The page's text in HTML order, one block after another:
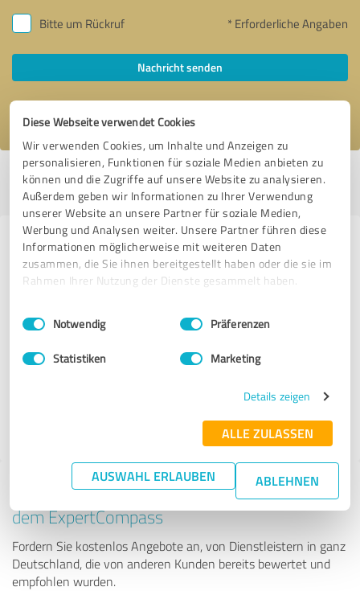
Diese Webseite verwendet Cookies
Wir verwenden Cookies, um Inhalte und Anzeigen zu
personalisieren, Funktionen für soziale Medien anbieten zu
können und die Zugriffe auf unsere Website zu analysieren.
Außerdem geben wir Informationen zu Ihrer Verwendung
unserer Website an unsere Partner für soziale Medien,
Werbung und Analysen weiter. Unsere Partner führen diese
Informationen möglicherweise mit weiteren Daten
zusammen, die Sie ihnen bereitgestellt haben oder die sie im
Rahmen Ihrer Nutzung der Dienste gesammelt haben.
Impressum Datenschutzbestimmungen
Einwilligungsauswahl
Notwendig Präferenzen
Statistiken Marketing
Details zeigen
ALLE ZULASSEN
AUSWAHL ERLAUBEN ABLEHNEN
Bitte um Rückruf * Erforderliche Angaben
Nachricht senden
Ich stimme den
Profil aktiv seit 27.05.2020 |Letzte Aktualisierung: 29.05.2020|Profil
melden
Erfahrungen zu weiteren
Anbietern aus dem Bereich
Behrens Projektmanagement
Tipp: Die passenden Experten finden - mit
dem ExpertCompass
Fordern Sie kostenlos Angebote an, von Dienstleistern in ganz
Deutschland, die von anderen Kunden bereits bewertet und
empfohlen wurden.